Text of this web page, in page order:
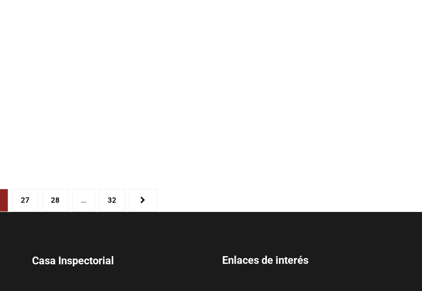
27 28 … 32
Casa Inspectorial Enlaces de interés